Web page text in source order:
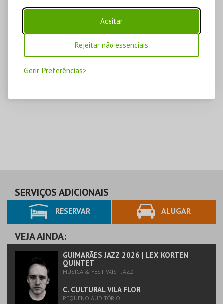
Aceitar
Rejeitar não essenciais
Gerir Preferências
SERVIÇOS ADICIONAIS
RESERVAR ALUGAR
VEJA AINDA:
GUIMARÃES JAZZ 2026 | LEX KORTEN
QUINTET
MÚSICA & FESTIVAIS | JAZZ
C. CULTURAL VILA FLOR
PEQUENO AUDITÓRIO